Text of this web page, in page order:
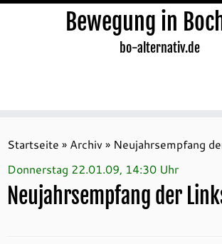
Inhalt
springen
Bewegung in
bo-alternativ.de
Startseite » Archiv » Neujahrsempfang
Donnerstag 22.01.09, 14:30 Uhr
Neujahrsempfang der